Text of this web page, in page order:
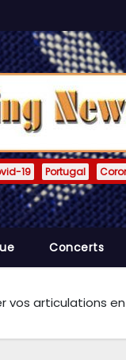
19 Portugal
Concerts
vos articulations